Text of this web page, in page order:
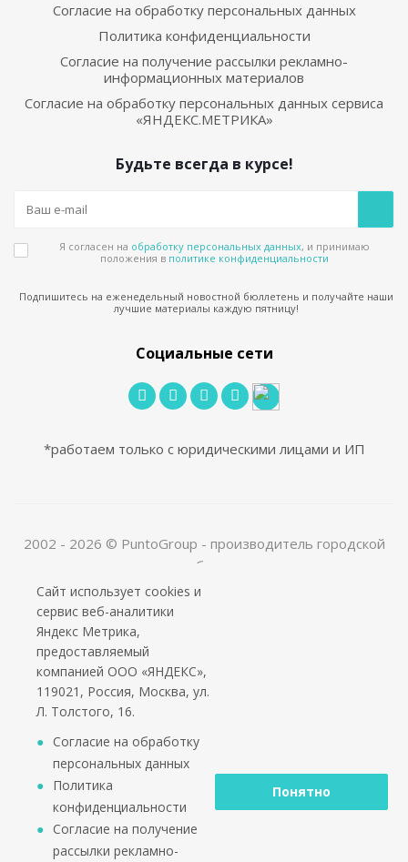
Согласие на обработку персональных данных
Политика конфиденциальности
Согласие на получение рассылки рекламно-
информационных материалов
Согласие на обработку персональных данных сервиса
«ЯНДЕКС.МЕТРИКА»
Будьте всегда в курсе!
Я согласен на обработку персональных данных, и принимаю
положения в политике конфиденциальности
Подпишитесь на еженедельный новостной бюллетень и получайте наши
лучшие материалы каждую пятницу!
Социальные сети
*работаем только с юридическими лицами и ИП
2002 - 2026 © PuntoGroup - производитель городской
мебели.
Производитель имеет право вносить изменения в
техническую документацию с минимальными
изменениями во внешнем виде продукта.
ООО «Алюдеко-К» ИНН 4401028410 ОГРН
1024400509121
Сайт использует cookies и
сервис веб-аналитики
Яндекс Метрика,
предоставляемый
компанией ООО «ЯНДЕКС»,
119021, Россия, Москва, ул.
Л. Толстого, 16.
Согласие на обработку
персональных данных
Политика
конфиденциальности
Согласие на получение
рассылки рекламно-
Понятно